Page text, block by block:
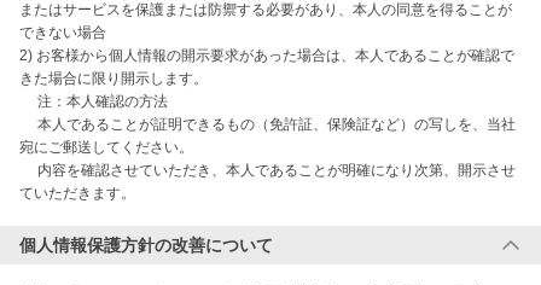
またはサービスを保護または防禦する必要があり、本人の同意を得ることが
できない場合
2) お客様から個人情報の開示要求があった場合は、本人であることが確認で
きた場合に限り開示します。
注：本人確認の方法
本人であることが証明できるもの（免許証、保険証など）の写しを、当社
宛にご郵送してください。
内容を確認させていただき、本人であることが明確になり次第、開示させ
ていただきます。
個人情報保護方針の改善について